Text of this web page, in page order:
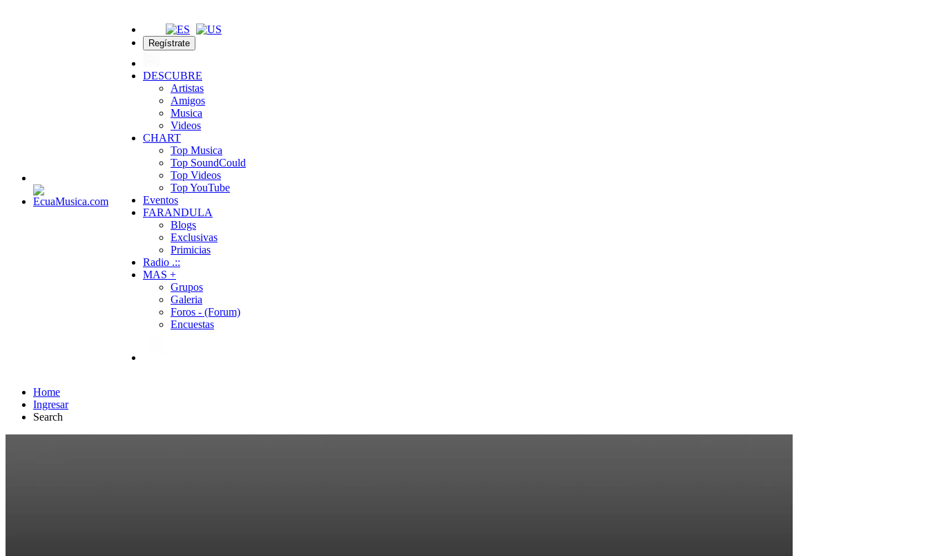
Regístrate
DESCUBRE
Artistas
Amigos
Musica
Videos
CHART
Top Musica
Top SoundCould
Top Videos
Top YouTube
Eventos
FARANDULA
Blogs
Exclusivas
Primicias
Radio .::
MAS +
Grupos
Galeria
Foros - (Forum)
Encuestas
Home
Ingresar
Search